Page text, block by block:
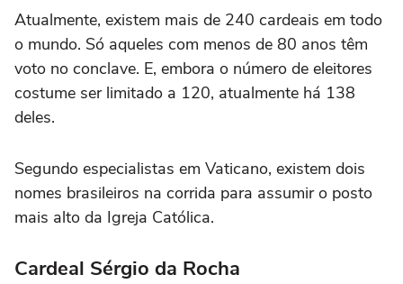
Atualmente, existem mais de 240 cardeais em todo
o mundo. Só aqueles com menos de 80 anos têm
voto no conclave. E, embora o número de eleitores
costume ser limitado a 120, atualmente há 138
deles.
Segundo especialistas em Vaticano, existem dois
nomes brasileiros na corrida para assumir o posto
mais alto da Igreja Católica.
Cardeal Sérgio da Rocha